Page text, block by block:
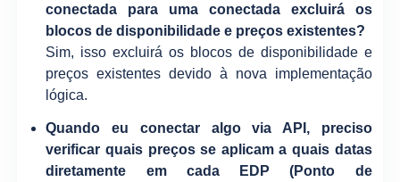
conectada para uma conectada excluirá os
blocos de disponibilidade e preços existentes?
Sim, isso excluirá os blocos de disponibilidade e
preços existentes devido à nova implementação
lógica.
Quando eu conectar algo via API, preciso
verificar quais preços se aplicam a quais datas
diretamente em cada EDP (Ponto de